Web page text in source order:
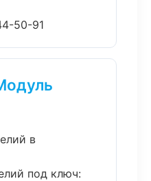
50-91
в
под ключ: